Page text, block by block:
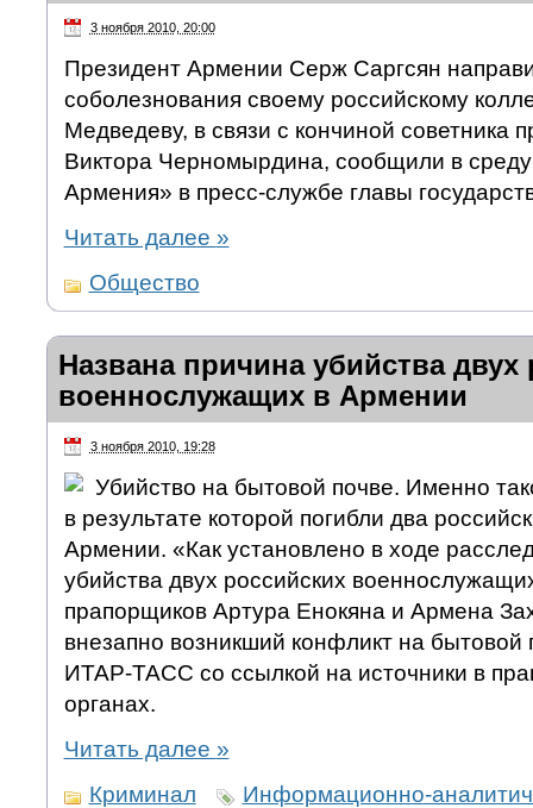
3 ноября 2010, 20:00
Президент Армении Серж Саргсян
соболезнования своему российскому
Медведеву, в связи с кончиной советника
Виктора Черномырдина, сообщили в среду
Армения» в пресс-службе главы
Читать далее »
Общество
Названа причина убийства двух
военнослужащих в Армении
3 ноября 2010, 19:28
Убийство на бытовой почве. Именно
в результате которой погибли два
Армении. «Как установлено в ходе
убийства двух российских
прапорщиков Артура Енокяна и Армена
внезапно возникший конфликт на
ИТАР-ТАСС со ссылкой на источники в
органах.
Читать далее »
Криминал
Информационно-